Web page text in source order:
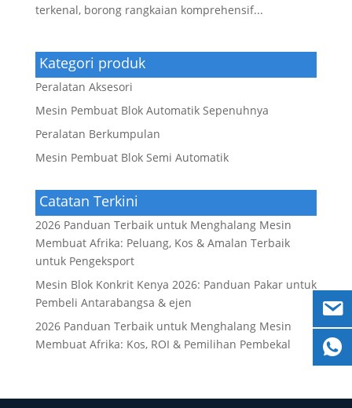
terkenal, borong rangkaian komprehensif...
Kategori produk
Peralatan Aksesori
Mesin Pembuat Blok Automatik Sepenuhnya
Peralatan Berkumpulan
Mesin Pembuat Blok Semi Automatik
Catatan Terkini
2026 Panduan Terbaik untuk Menghalang Mesin
Membuat Afrika: Peluang, Kos & Amalan Terbaik
untuk Pengeksport
Mesin Blok Konkrit Kenya 2026: Panduan Pakar untuk
Pembeli Antarabangsa & ejen
2026 Panduan Terbaik untuk Menghalang Mesin
Membuat Afrika: Kos, ROI & Pemilihan Pembekal